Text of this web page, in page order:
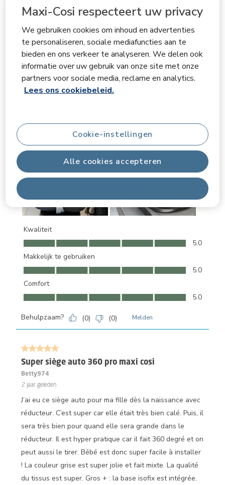
Maxi-Cosi respecteert uw privacy
We gebruiken cookies om inhoud en advertenties
te personaliseren, sociale mediafuncties aan te
bieden en ons verkeer te analyseren. We delen ook
informatie over uw gebruik van onze site met onze
partners voor sociale media, reclame en analytics.
Lees ons cookiebeleid.
Alle cookies accepteren
Cookie-instellingen
features, Practical features
Ja, Ik beveel dit product aan.
Kwaliteit
Kwaliteit, 5.0 van 5
5.0
Makkelijk te gebruiken
Makkelijk te gebruiken, 5.0 van 5
5.0
Comfort
Comfort, 5.0 van 5
5.0
Behulpzaam? (0) (0) Melden
5 van 5 sterren.
Super siège auto 360 pro maxi cosi
Betty974
2 jaar geleden
J’ai eu ce siège auto pour ma fille dès la naissance avec
réducteur. C’est super car elle était très bien calé. Puis, il
sera très bien pour quand elle sera grande dans le
réducteur. Il est hyper pratique car il fait 360 degré et on
peut aussi le tirer. Bébé est donc super facile à installer
! La couleur grise est super jolie et fait mixte. La qualité
du tissus est super. Gros + : la base isofix est intégrée.